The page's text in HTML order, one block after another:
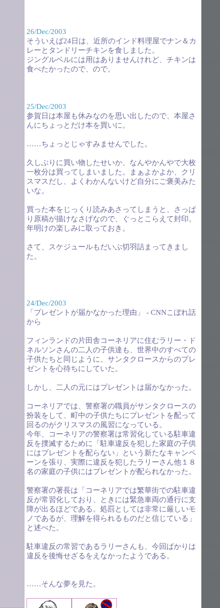
26/Dec/2003
そういえば24日は、近所のインド料理屋でナン＆カ
レーとタンドリーチキンを食しました。
ジングルベルには用はありませんけれど、チキンは
食べたかったので、ので。
25/Dec/2003
参賀日は本屋も休みなのを思い出したので、本屋さ
んにちょっとだけ本を買いに。
……ちょっとじゃすみませんでした。
久しぶりに買い物したせいか、なんやかんやで大枚
一枚分は買ってしまいました。まぁよかよか、クリ
スマスだし、よくわかんないけど自分にご褒美みた
いな。
買った本をじっくり読みあさってしまうと、さっぱ
り原稿が描けなさげなので、ぐっとこらえて封印。
年明けの楽しみに取っておき。
さて、スケジュールもだいぶ切羽詰まってきまし
た。
24/Dec/2003
「プレゼントが届かなかった理由」 - CNNこぼれ話
から
フィンランドの片田舎コーネリアに住むラリー・ド
ネルソンさんの二人の子供達も、世界中のすべての
子供たちと同じように、サンタクロースからのプレ
ゼントを心待ちにしていた。
しかし、二人の元にはプレゼントは届かなかった。
コーネリアでは、警察署の職員がサンタクロースの
扮装をして、町中の子供たちにプレゼントを配って
回るのがクリスマスの風習になっている。
今年、コーネリアの警察署は常習化している駐車違
反を撲滅するために「駐車違反を犯した家庭の子供
にはプレゼントを配らない」という新たなキャンペ
ーンを張り、実際に違反を犯したラリーさん他１８
名の家庭の子供にはプレゼントが配られなかった。
警察署の署長は「コーネリアでは繁華街での駐車違
反が常習化しており、ときには緊急車両の通行に支
障が出るほどである。処罰としては非常に厳しいモ
ノであるが、理解を得られるものだと信じている」
と述べた。
駐車違反の常習であるラリーさんも、今回ばかりは
違反を後悔せざるをえなかったようである。
……そんな夢を見た。